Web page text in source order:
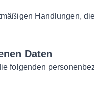
Handlungen,
Daten
folgenden